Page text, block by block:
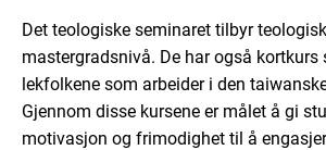
Det teologiske seminaret tilbyr
mastergradsnivå. De har også kortkurs
lekfolkene som arbeider i den
Gjennom disse kursene er målet å gi
motivasjon og frimodighet til å